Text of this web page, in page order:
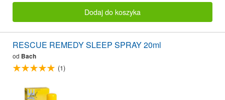
Dodaj do koszyka
RESCUE REMEDY SLEEP SPRAY 20ml
od Bach
(1)